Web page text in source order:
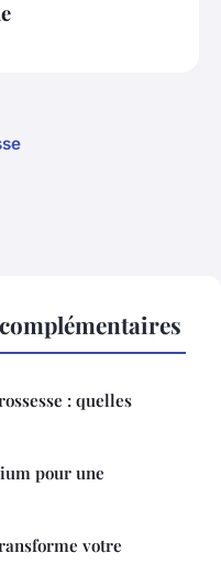
: quelles
pour une
votre